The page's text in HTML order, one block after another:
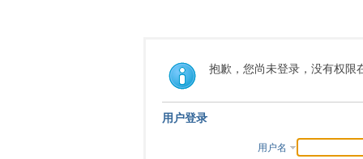
抱歉，您尚未登录，没有权限
用户登录
用户名